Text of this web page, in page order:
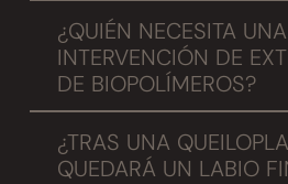
El desplazamiento
inflamación y la
circundantes es común, la
receptora son las
También producen
¿QUIÉN NECESITA UNA
INTERVENCIÓN DE
DE BIOPOLÍMEROS?
biopolimeros en labios de
¿TRAS UNA
QUEDARÁ UN LABIO